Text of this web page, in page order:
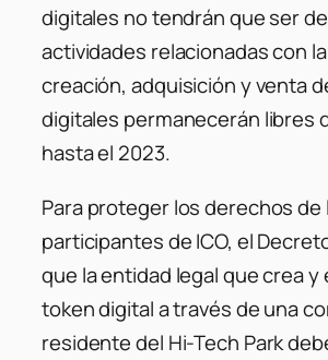
digitales no tendrán que ser
actividades relacionadas con
creación, adquisición y venta
digitales permanecerán libres
hasta el 2023.
Para proteger los derechos de
participantes de ICO, el
que la entidad legal que crea y
token digital a través de una
residente del Hi-Tech Park